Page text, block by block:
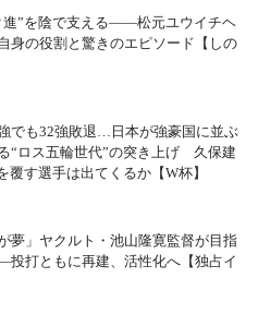
進”を陰で支える――松元ユウイチヘ
身の役割と驚きのエピソード【しの
でも32強敗退…日本が強豪国に並ぶ
“ロス五輪世代”の突き上げ 久保建
覆す選手は出てくるか【W杯】
夢」ヤクルト・池山隆寛監督が目指
打ともに再建、活性化へ【独占イ